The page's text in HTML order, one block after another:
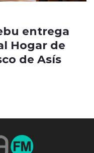
entrega
Hogar de
de Asís